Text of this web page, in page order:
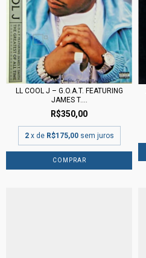
LL COOL J – G.O.A.T. FEATURING
JAMES T....
R$350,00
2 x de R$175,00 sem juros